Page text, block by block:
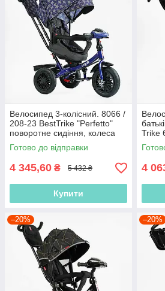
Велосипед 3-колісний. 8066 /
208-23 BestTrike "Perfetto"
поворотне сидіння, колеса
гумові надувні,
Готово до відправки
4 345,60 ₴ 5 432 ₴
Купити
Trike
з
4
–20% –20%